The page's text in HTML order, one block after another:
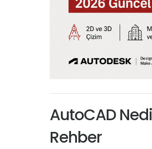
AutoCAD
Rehber